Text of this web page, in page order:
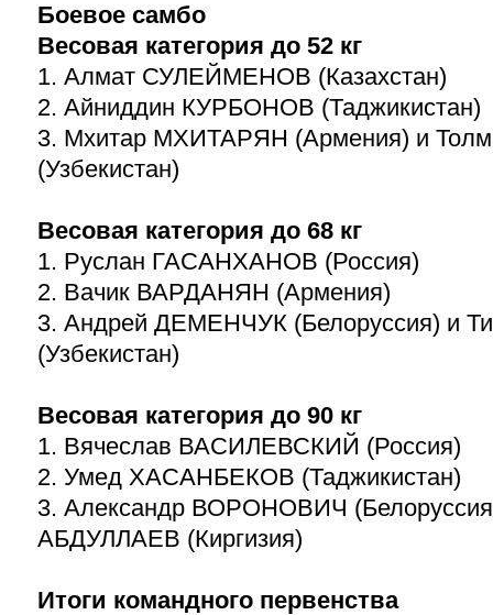
Боевое самбо
Весовая категория до 52 кг
1. Алмат СУЛЕЙМЕНОВ (Казахстан)
2. Айниддин КУРБОНОВ (Таджикистан)
3. Мхитар МХИТАРЯН (Армения) и
(Узбекистан)
Весовая категория до 68 кг
1. Руслан ГАСАНХАНОВ (Россия)
2. Вачик ВАРДАНЯН (Армения)
3. Андрей ДЕМЕНЧУК (Белоруссия) и
(Узбекистан)
Весовая категория до 90 кг
1. Вячеслав ВАСИЛЕВСКИЙ (Россия)
2. Умед ХАСАНБЕКОВ (Таджикистан)
3. Александр ВОРОНОВИЧ
АБДУЛЛАЕВ (Киргизия)
Итоги командного первенства